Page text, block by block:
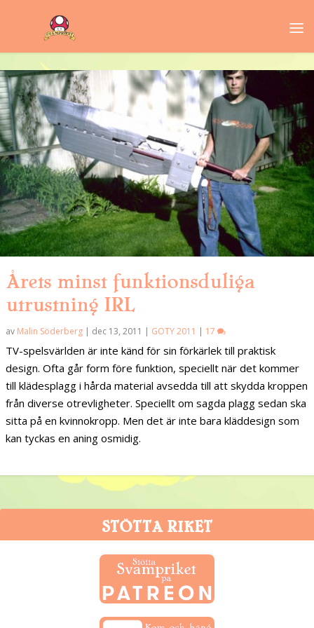
Årets minst funktionsduliga
utrustning IRL
av Malin Söderberg | dec 13, 2011 | GOTY 2011 | 17
TV-spelsvärlden är inte känd för sin förkärlek till praktisk
design. Ofta går form före funktion, speciellt när det kommer
till klädesplagg i hårda material avsedda till att skydda kroppen
från diverse otrevligheter. Speciellt om sagda plagg sedan ska
sitta på en kvinnokropp. Men det är inte bara kläddesign som
kan tyckas en aning osmidig.
STÖTTA RIKET